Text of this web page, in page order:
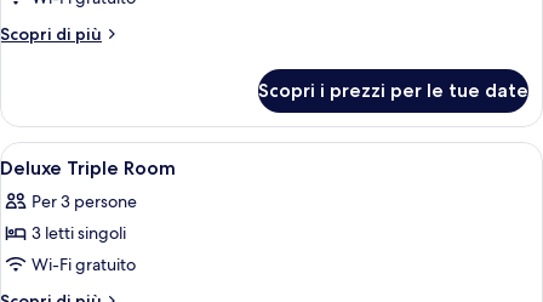
Superior
Scopri di più
Altri
Double
Room
Scopri i prezzi per le tue date
Apri
tutte
le
foto
per
Deluxe
Insonorizzazione, Wi-Fi gratuito,
3
Deluxe Triple Room
Per 3 persone
3 letti singoli
Wi-Fi gratuito